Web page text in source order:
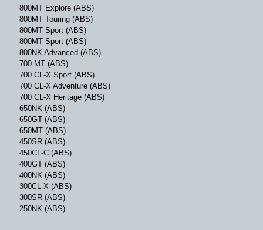
800MT Explore (ABS)
800MT Touring (ABS)
800MT Sport (ABS)
800MT Sport (ABS)
800NK Advanced (ABS)
700 MT (ABS)
700 CL-X Sport (ABS)
700 CL-X Adventure (ABS)
700 CL-X Heritage (ABS)
650NK (ABS)
650GT (ABS)
650MT (ABS)
450SR (ABS)
450CL-C (ABS)
400GT (ABS)
400NK (ABS)
300CL-X (ABS)
300SR (ABS)
250NK (ABS)